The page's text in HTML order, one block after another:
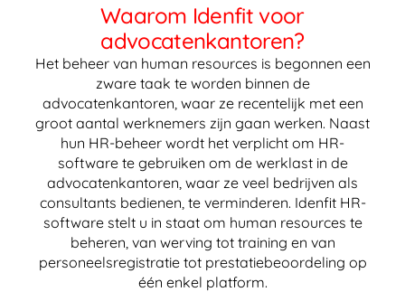
Waarom Idenfit voor
advocatenkantoren?
Het beheer van human resources is begonnen een
zware taak te worden binnen de
advocatenkantoren, waar ze recentelijk met een
groot aantal werknemers zijn gaan werken. Naast
hun HR-beheer wordt het verplicht om HR-
software te gebruiken om de werklast in de
advocatenkantoren, waar ze veel bedrijven als
consultants bedienen, te verminderen. Idenfit HR-
software stelt u in staat om human resources te
beheren, van werving tot training en van
personeelsregistratie tot prestatiebeoordeling op
één enkel platform.